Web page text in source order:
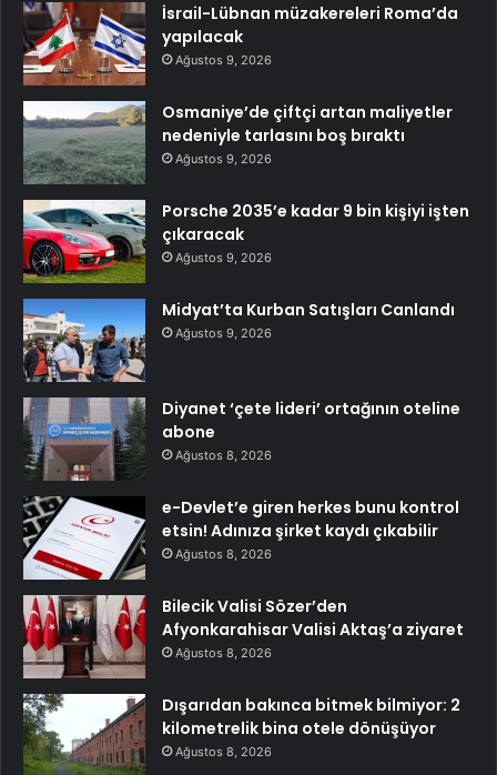
İsrail-Lübnan müzakereleri Roma’da
yapılacak
Ağustos 9, 2026
Osmaniye’de çiftçi artan maliyetler
nedeniyle tarlasını boş bıraktı
Ağustos 9, 2026
Porsche 2035’e kadar 9 bin kişiyi işten
çıkaracak
Ağustos 9, 2026
Midyat’ta Kurban Satışları Canlandı
Ağustos 9, 2026
Diyanet ‘çete lideri’ ortağının oteline
abone
Ağustos 8, 2026
e-Devlet’e giren herkes bunu kontrol
etsin! Adınıza şirket kaydı çıkabilir
Ağustos 8, 2026
Bilecik Valisi Sözer’den
Afyonkarahisar Valisi Aktaş’a ziyaret
Ağustos 8, 2026
Dışarıdan bakınca bitmek bilmiyor: 2
kilometrelik bina otele dönüşüyor
Ağustos 8, 2026